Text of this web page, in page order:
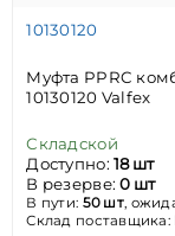
10130120
Муфта PPRC
10130120 Valfex
Складской
Доступно:18 шт
В резерве:0 шт
В пути: 50 шт,
Склад поставщика: